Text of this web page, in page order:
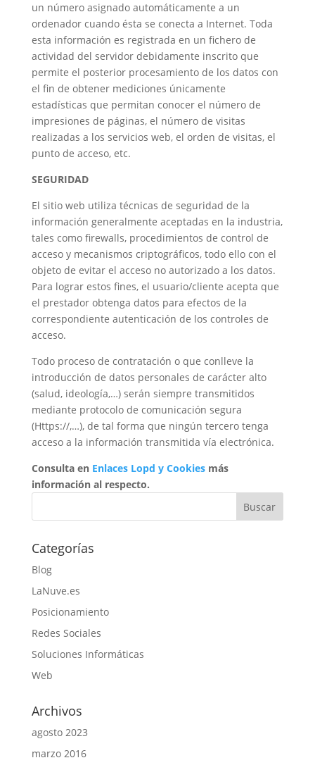
un número asignado automáticamente a un
ordenador cuando ésta se conecta a Internet. Toda
esta información es registrada en un fichero de
actividad del servidor debidamente inscrito que
permite el posterior procesamiento de los datos con
el fin de obtener mediciones únicamente
estadísticas que permitan conocer el número de
impresiones de páginas, el número de visitas
realizadas a los servicios web, el orden de visitas, el
punto de acceso, etc.
SEGURIDAD
El sitio web utiliza técnicas de seguridad de la
información generalmente aceptadas en la industria,
tales como firewalls, procedimientos de control de
acceso y mecanismos criptográficos, todo ello con el
objeto de evitar el acceso no autorizado a los datos.
Para lograr estos fines, el usuario/cliente acepta que
el prestador obtenga datos para efectos de la
correspondiente autenticación de los controles de
acceso.
Todo proceso de contratación o que conlleve la
introducción de datos personales de carácter alto
(salud, ideología,…) serán siempre transmitidos
mediante protocolo de comunicación segura
(Https://,…), de tal forma que ningún tercero tenga
acceso a la información transmitida vía electrónica.
Consulta en Enlaces Lopd y Cookiesmás
información al respecto.
Categorías
Blog
LaNuve.es
Posicionamiento
Redes Sociales
Soluciones Informáticas
Web
Archivos
agosto 2023
marzo 2016